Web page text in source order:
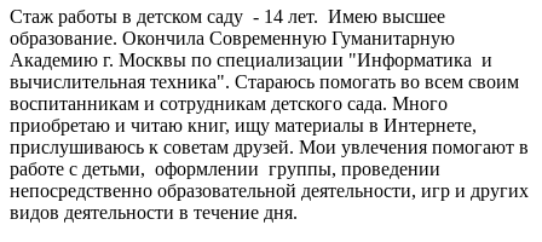
Стаж работы в детском саду - 14 лет. Имею высшее
образование. Окончила Современную Гуманитарную
Академию г. Москвы по специализации "Информатика и
вычислительная техника". Стараюсь помогать во всем своим
воспитанникам и сотрудникам детского сада. Много
приобретаю и читаю книг, ищу материалы в Интернете,
прислушиваюсь к советам друзей. Мои увлечения помогают в
работе с детьми, оформлении группы, проведении
непосредственно образовательной деятельности, игр и других
видов деятельности в течение дня.